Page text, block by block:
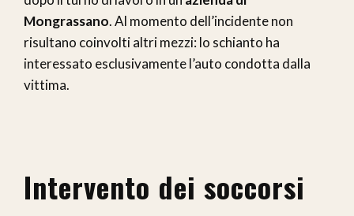
Mongrassano. Al momento dell’incidente non
risultano coinvolti altri mezzi: lo schianto ha
interessato esclusivamente l’auto condotta dalla
vittima.
Intervento dei soccorsi